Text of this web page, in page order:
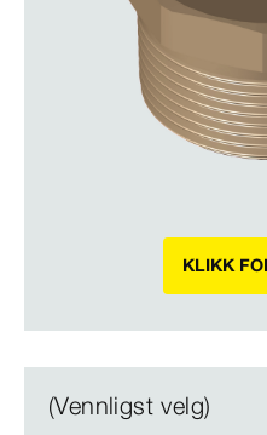
KLIKK
(Vennligst velg)